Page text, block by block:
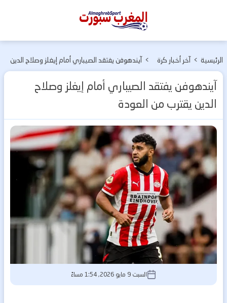
المغرب
الرئيسية > آخر أخبار كرة
> آيندهوفن يفتقد الصيباري أمام إيغلز وصلاح الدين
يقترب من العودة
آيندهوفن يفتقد الصيباري أمام إيغلز وصلاح
الدين يقترب من العودة
السبت 9 مايو 2026, 1:54 مساءً